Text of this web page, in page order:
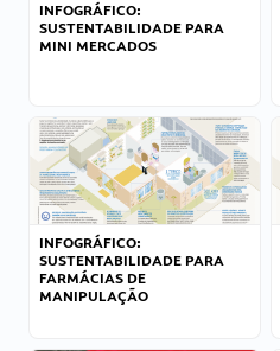
INFOGRÁFICO:
SUSTENTABILIDADE PARA
MINI MERCADOS
INFOGRÁFICO:
SUSTENTABILIDADE PARA
FARMÁCIAS DE
MANIPULAÇÃO